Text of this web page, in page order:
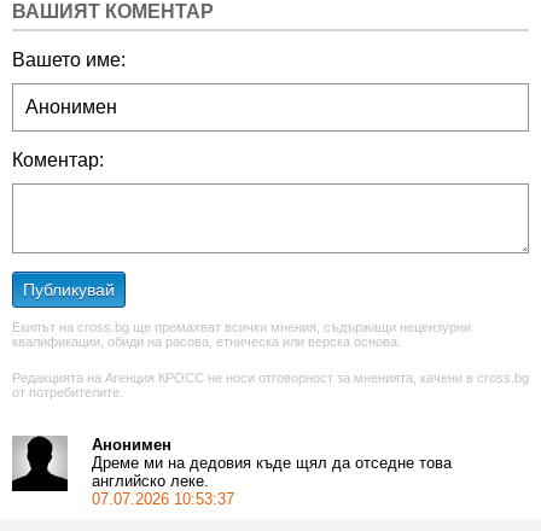
ВАШИЯТ КОМЕНТАР
Вашето име:
Коментар:
Публикувай
Екипът на cross.bg ще премахват всички мнения, съдържащи нецензурни
квалификации, обиди на расова, етническа или верска основа.
Редакцията на Агенция КРОСС не носи отговорност за мненията, качени в cross.bg
от потребителите.
Анонимен
Дреме ми на дедовия къде щял да отседне това
английско леке.
07.07.2026 10:53:37